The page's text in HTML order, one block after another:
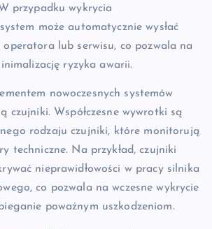
przypadku wykrycia
może automatycznie wysłać
lub serwisu, co pozwala na
ryzyka awarii.
nowoczesnych systemów
czujniki. Współczesne wywrotki są
rodzaju czujniki, które monitorują
techniczne. Na przykład, czujniki
nieprawidłowości w pracy silnika
co pozwala na wczesne wykrycie
poważnym uszkodzeniom.